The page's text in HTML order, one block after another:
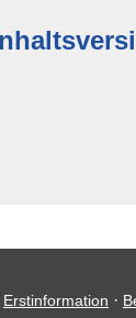
Erstinformation ·